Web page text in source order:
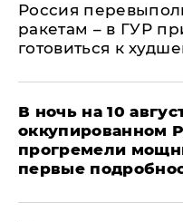
Россия
ракетам – в ГУР
готовиться к
В ночь на 10
оккупированном
прогремели
первые